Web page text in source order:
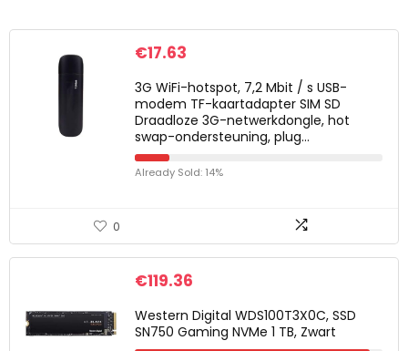
€17.63
3G WiFi-hotspot, 7,2 Mbit / s USB-
modem TF-kaartadapter SIM SD
Draadloze 3G-netwerkdongle, hot
swap-ondersteuning, plug…
Already Sold: 14%
0
€119.36
Western Digital WDS100T3X0C, SSD
SN750 Gaming NVMe 1 TB, Zwart